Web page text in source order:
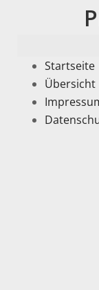
Startseite
Übersicht